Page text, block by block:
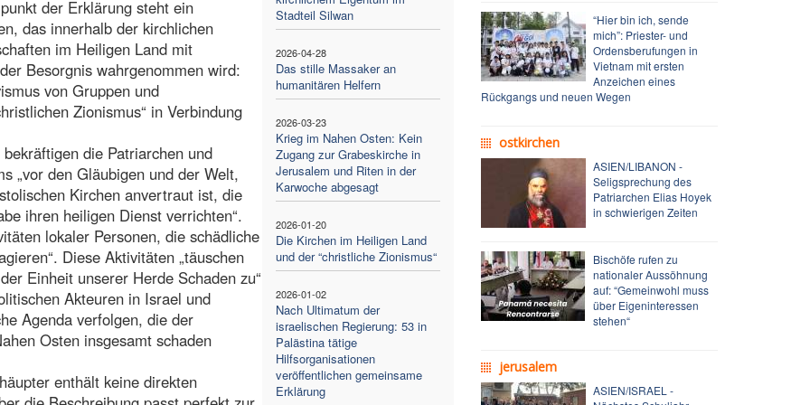
Stadteil Silwan
2026-04-28
Das stille Massaker an
humanitären Helfern
2026-03-23
Krieg im Nahen Osten: Kein
Zugang zur Grabeskirche in
Jerusalem und Riten in der
Karwoche abgesagt
2026-01-20
Die Kirchen im Heiligen Land
und der “christliche Zionismus“
2026-01-02
Nach Ultimatum der
israelischen Regierung: 53 in
Palästina tätige
Hilfsorganisationen
veröffentlichen gemeinsame
Erklärung
der Erklärung steht ein
das innerhalb der kirchlichen
im Heiligen Land mit
Besorgnis wahrgenommen wird:
von Gruppen und
Zionismus“ in Verbindung
die Patriarchen und
„vor den Gläubigen und der Welt,
Kirchen anvertraut ist, die
ihren heiligen Dienst verrichten“.
lokaler Personen, die schädliche
Diese Aktivitäten „täuschen
Einheit unserer Herde Schaden zu“
Akteuren in Israel und
Agenda verfolgen, die der
Osten insgesamt schaden
enthält keine direkten
“Hier bin ich, sende
mich”: Priester- und
Ordensberufungen in
Vietnam mit ersten
Anzeichen eines
Rückgangs und neuen Wegen
ostkirchen
ASIEN/LIBANON -
Seligsprechung des
Patriarchen Elias Hoyek
in schwierigen Zeiten
Bischöfe rufen zu
nationaler Aussöhnung
auf: “Gemeinwohl muss
über Eigeninteressen
stehen“
jerusalem
ASIEN/ISRAEL -